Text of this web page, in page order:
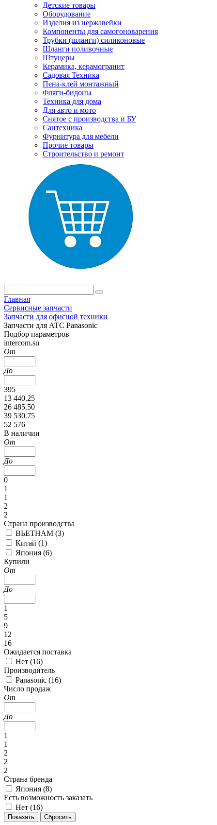
Детские товары
Оборудование
Изделия из нержавейки
Компоненты для самогоноварения
Трубки (шланги) силиконовые
Шланги поливочные
Штуцеры
Керамика, керамогранит
Садовая Техника
Пена-клей монтажный
Фляги-бидоны
Техника для дома
Для авто и мото
Снятое с производства и БУ
Сантехника
Фурнитура для мебели
Прочие товары
Строительство и ремонт
Главная
Сервисные запчасти
Запчасти для офисной техники
Запчасти для АТС Panasonic
Подбор параметров
intercom.su
От
До
395
13 440.25
26 485.50
39 530.75
52 576
В наличии
От
До
0
1
1
2
2
Страна производства
ВЬЕТНАМ (3)
Китай (1)
Япония (6)
Купили
От
До
1
5
9
12
16
Ожидается поставка
Нет (16)
Производитель
Panasonic (16)
Число продаж
От
До
1
1
2
2
2
Страна бренда
Япония (8)
Есть возможность заказать
Нет (16)